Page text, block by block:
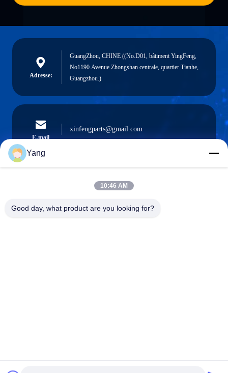
Adresse:
GuangZhou, CHINE ((No.D01, bâtiment YingFeng,
No1190.Avenue Zhongshan centrale, quartier Tianhe,
Guangzhou.)
E-mail
xinfengparts@gmail.com
0086-189-9844-3486
Yang
10:46 AM
Good day, what product are you looking for?